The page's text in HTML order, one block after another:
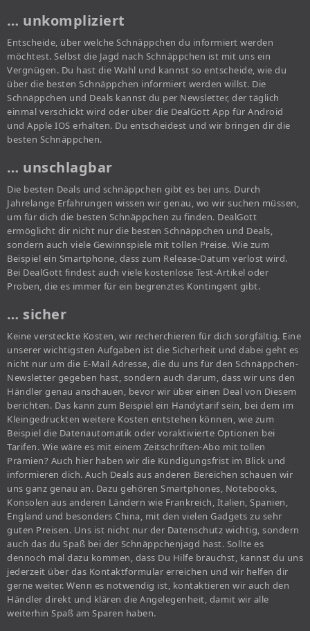
… unkompliziert
Entscheide, über welche Schnäppchen du informiert werden
möchtest. Selbst die Jagd nach Schnäppchen ist mit uns ein
Vergnügen. Du hast die Wahl und kannst so entscheide, wie du
über die besten Schnäppchen informiert werden willst. Die
Schnäppchen und Deals kannst du per Newsletter, der täglich
einmal verschickt wird oder über die DealGott App für Android
und Apple IOS erhalten. Du entscheidest und wir bringen dir die
besten Schnäppchen.
… unschlagbar
Die besten Deals und schnäppchen gibt es bei uns. Durch
Jahrelange Erfahrungen wissen wir genau, wo wir suchen müssen,
um für dich die besten Schnäppchen zu finden. DealGott
ermöglicht dir nicht nur die besten Schnäppchen und Deals,
sondern auch viele Gewinnspiele mit tollen Preise. Wie zum
Beispiel ein Smartphone, dass zum Release-Datum verlost wird.
Bei DealGott findest auch viele kostenlose Test-Artikel oder
Proben, die es immer für ein begrenztes Kontingent gibt.
… sicher
Keine versteckte Kosten, wir recherchieren für dich sorgfältig. Eine
unserer wichtigsten Aufgaben ist die Sicherheit und dabei geht es
nicht nur um die E-Mail Adresse, die du uns für den Schnäppchen-
Newsletter gegeben hast, sondern auch darum, dass wir uns den
Händler genau anschauen, bevor wir über einen Deal von Diesem
berichten. Das kann zum Beispiel ein Handytarif sein, bei dem im
Kleingedruckten weitere Kosten entstehen können, wie zum
Beispiel die Datenautomatik oder voraktivierte Optionen bei
Tarifen. Wie wäre es mit einem Zeitschriften-Abo mit tollen
Prämien? Auch hier haben wir die Kündigungsfrist im Blick und
informieren dich. Auch Deals aus anderen Bereichen schauen wir
uns ganz genau an. Dazu gehören Smartphones, Notebooks,
Konsolen aus anderen Ländern wie Frankreich, Italien, Spanien,
England und besonders China, mit den vielen Gadgets zu sehr
guten Preisen. Uns ist nicht nur der Datenschutz wichtig, sondern
auch das du Spaß bei der Schnäppchenjagd hast. Sollte es
dennoch mal dazu kommen, dass Du Hilfe brauchst, kannst du uns
jederzeit über das Kontaktformular erreichen und wir helfen dir
gerne weiter. Wenn es notwendig ist, kontaktieren wir auch den
Händler direkt und klären die Angelegenheit, damit wir alle
weiterhin Spaß am Sparen haben.